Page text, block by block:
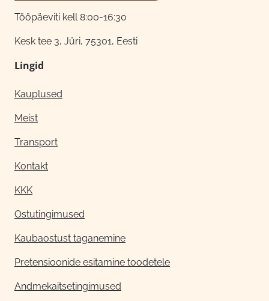
Tööpäeviti kell 8:00-16:30
Kesk tee 3, Jüri, 75301, Eesti
Lingid
Kauplused
Meist
Transport
Kontakt
KKK
Ostutingimused
Kaubaostust taganemine
Pretensioonide esitamine toodetele
Andmekaitsetingimused